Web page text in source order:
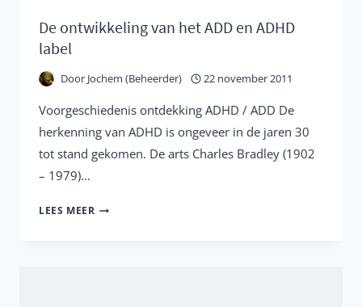
De ontwikkeling van het ADD en ADHD
label
Door Jochem (Beheerder) 22 november 2011
Voorgeschiedenis ontdekking ADHD / ADD De
herkenning van ADHD is ongeveer in de jaren 30
tot stand gekomen. De arts Charles Bradley (1902
– 1979)…
LEES MEER DE